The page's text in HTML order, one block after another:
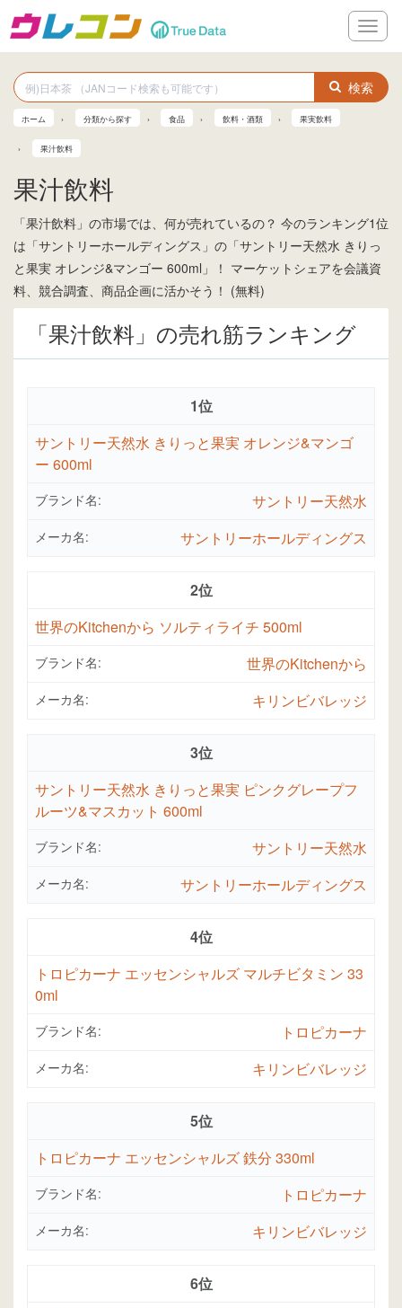
メ
ニ
ー
検索
ホーム 分類から探す 食品 飲料・酒類 果実飲料
果汁飲料
果汁飲料
「果汁飲料」の市場では、何が売れているの？ 今のランキング1位
は「サントリーホールディングス」の「サントリー天然水 きりっ
と果実 オレンジ&マンゴー 600ml」！ マーケットシェアを会議資
料、競合調査、商品企画に活かそう！ (無料)
「果汁飲料」の売れ筋ランキング
1位
サントリー天然水 きりっと果実 オレンジ&マンゴ
ー 600ml
ブランド名: サントリー天然水
メーカ名: サントリーホールディングス
2位
世界のKitchenから ソルティライチ 500ml
ブランド名: 世界のKitchenから
メーカ名: キリンビバレッジ
3位
サントリー天然水 きりっと果実 ピンクグレープフ
ルーツ&マスカット 600ml
ブランド名: サントリー天然水
メーカ名: サントリーホールディングス
4位
トロピカーナ エッセンシャルズ マルチビタミン 33
0ml
ブランド名: トロピカーナ
メーカ名: キリンビバレッジ
5位
トロピカーナ エッセンシャルズ 鉄分 330ml
ブランド名: トロピカーナ
メーカ名: キリンビバレッジ
6位